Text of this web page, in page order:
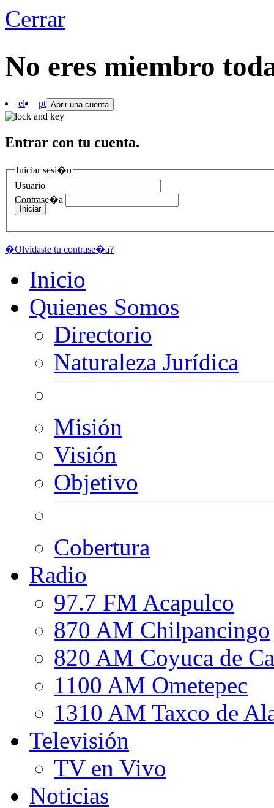
Cerrar
No eres miembro
el pt Abrir una cuenta
Entrar con tu cuenta.
Iniciar sesi�n
Usuario
Contrase�a
Iniciar
�Olvidaste tu contrase�a?
Inicio
Quienes Somos
Directorio
Naturaleza Jurídica
Misión
Visión
Objetivo
Cobertura
Radio
97.7 FM Acapulco
870 AM Chilpancingo
820 AM Coyuca de
1100 AM Ometepec
1310 AM Taxco de
Televisión
TV en Vivo
Noticias